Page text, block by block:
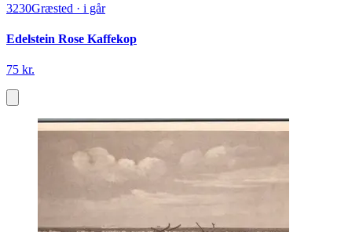
3230Græsted · i går
Edelstein Rose Kaffekop
75 kr.